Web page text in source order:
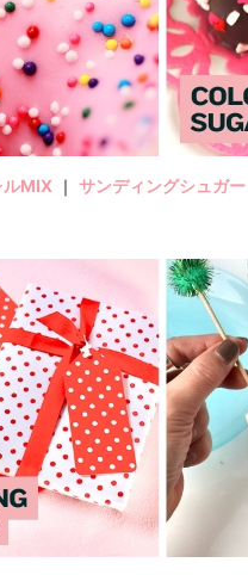
ルMIX ｜ サンディングシュガー